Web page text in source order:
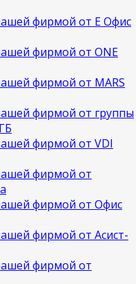
фирмой от Е Офис
фирмой от ONE
фирмой от MARS
фирмой от группы
фирмой от VDI
фирмой от
фирмой от Офис
фирмой от Асист-
фирмой от